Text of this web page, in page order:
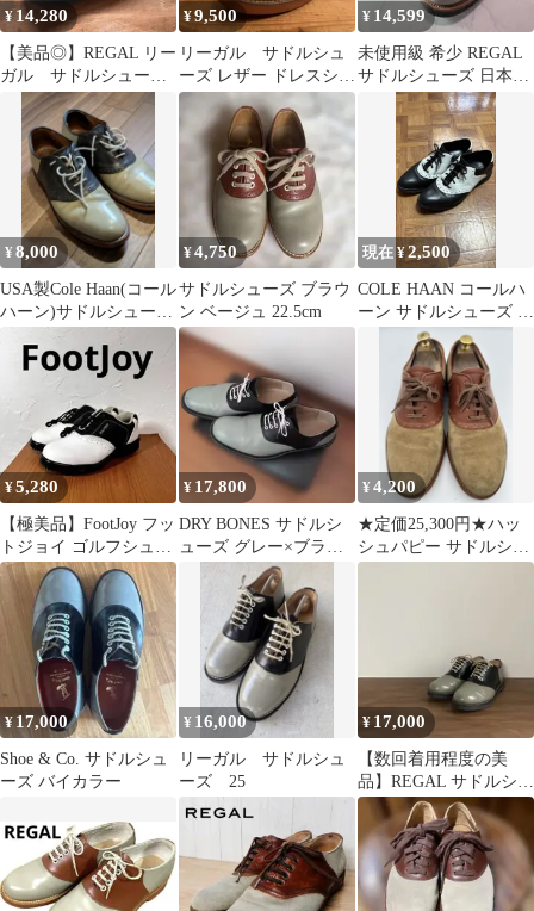
¥ 14,280
【美品◎】REGAL リー
ガル サドルシューズ
2051
¥9,500
リーガル サドルシュ
ーズ レザー ドレスシュ
ーズ
¥ 14,599
未使用級 希少 REGAL
サドルシューズ 日本製
本革 23.5 白紺 極美品
¥8,000
USA製Cole Haan(コール
ハーン)サドルシューズ
US10(約27cm)
¥4,750
サドルシューズ ブラウ
ン ベージュ 22.5cm
現在 ¥2,500
COLE HAAN コールハ
ーン サドルシューズ バ
イカラー ウィングチッ
¥5,280
【極美品】FootJoy フッ
トジョイ ゴルフシュー
ズ サドル 白 黒 23cm
¥ 17,800
DRY BONES サドルシ
ューズ グレー×ブラッ
ク ロカビリー
¥4,200
★定価25,300円★ハッ
シュパピー サドルシュ
ーズ スエード ブラウン
¥ 17,000
Shoe & Co. サドルシュ
ーズ バイカラー
¥ 16,000
リーガル サドルシュ
ーズ 25
¥ 17,000
【数回着用程度の美
品】REGAL サドルシュ
ーズ 2051 24.5リーガル